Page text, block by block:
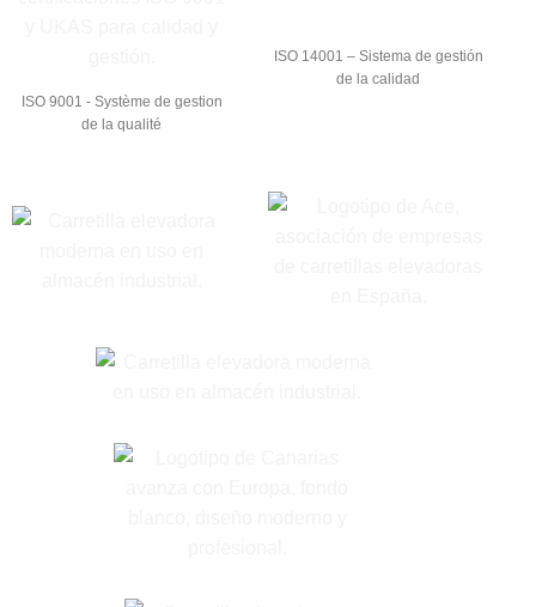
ISO 9001 - Système de gestion
de la qualité
ISO 14001 – Sistema de gestión
de la calidad